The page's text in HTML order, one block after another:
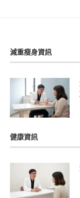
減重瘦身資訊
健康資訊